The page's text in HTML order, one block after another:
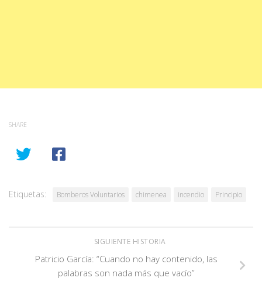
SHARE
Etiquetas: Bomberos Voluntarios chimenea incendio Principio
SIGUIENTE HISTORIA
Patricio García: “Cuando no hay contenido, las
palabras son nada más que vacío”